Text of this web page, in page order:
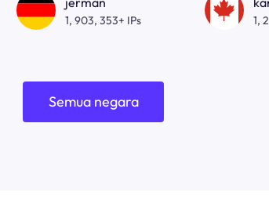
1, 903, 353+ IPs 1,
Semua negara